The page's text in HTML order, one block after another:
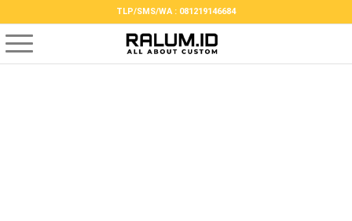
TLP/SMS/WA : 081219146684